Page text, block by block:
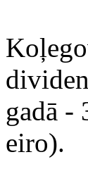
gadā -
eiro).